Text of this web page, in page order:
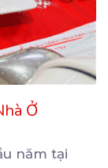
Ở
năm tại